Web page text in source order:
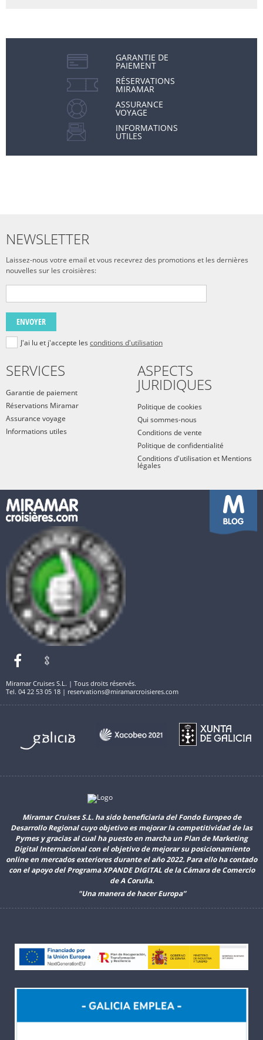
GARANTIE DE
PAIEMENT
RÉSERVATIONS
MIRAMAR
ASSURANCE
VOYAGE
INFORMATIONS
UTILES
NEWSLETTER
Laissez-nous votre email et vous recevrez des promotions et les dernières
nouvelles sur les croisières:
ENVOYER
J'ai lu et j'accepte les conditions d'utilisation
SERVICES
Garantie de paiement
Réservations Miramar
Assurance voyage
Informations utiles
ASPECTS
JURIDIQUES
Politique de cookies
Qui sommes-nous
Conditions de vente
Politique de confidentialité
Conditions d'utilisation et Mentions
légales
Miramar Cruises S.L. | Tous droits réservés.
Tel. 04 22 53 05 18 | reservations@miramarcroisieres.com
Miramar Cruises S.L. ha sido beneficiaria del Fondo Europeo de
Desarrollo Regional cuyo objetivo es mejorar la competitividad de las
Pymes y gracias al cual ha puesto en marcha un Plan de Marketing
Digital Internacional con el objetivo de mejorar su posicionamiento
online en mercados exteriores durante el año 2022. Para ello ha contado
con el apoyo del Programa XPANDE DIGITAL de la Cámara de Comercio
de A Coruña.
"Una manera de hacer Europa”